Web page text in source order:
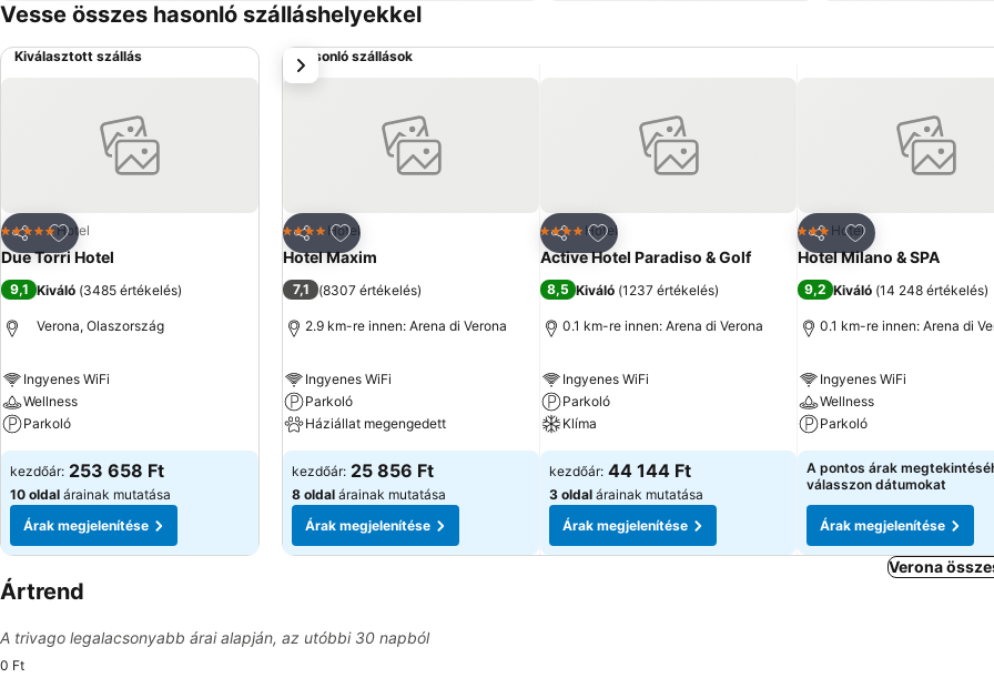
Vesse összes hasonló szálláshelyekkel
Kiválasztott szállás
Megosztás
Hozzáadás a kedvencekhez
5 KategóriaHotel
Due Torri Hotel
9,1 Kiváló (3485 értékelés)
Verona, Olaszország
Ingyenes WiFi
Wellness
Parkoló
kezdőár: 253 658 Ft
10 oldal árainak mutatása
Árak megjelenítése
Hasonló szállások
Megosztás
Hozzáadás a kedvencekhez
4 Kategória
Hotel
Hotel Maxim
7,1 (8307 értékelés)
2.9 km-re innen: Arena di Verona
Ingyenes WiFi
Parkoló
Háziállat megengedett
kezdőár: 25 856 Ft
8 oldal árainak mutatása
Árak megjelenítése
Megosztás
Hozzáadás a kedvencekhez
4 Kategória
Hotel
Active Hotel Paradiso & Golf
8,5 Kiváló (1237 értékelés)
0.1 km-re innen: Arena di Verona
Ingyenes WiFi
Parkoló
Klíma
kezdőár: 44 144 Ft
3 oldal árainak mutatása
Árak megjelenítése
Megosztás
Hozzáadás a
3 Kategória
Hotel
Hotel Milano & SPA
9,2 Kiváló (14 248 értékelés)
0.1 km-re innen: Arena di
Ingyenes WiFi
Wellness
Parkoló
A pontos árak
válasszon dátumokat
Árak megjelenítése
következő
Verona
Ártrend
A trivago legalacsonyabb árai alapján, az utóbbi 30 napból
0 Ft